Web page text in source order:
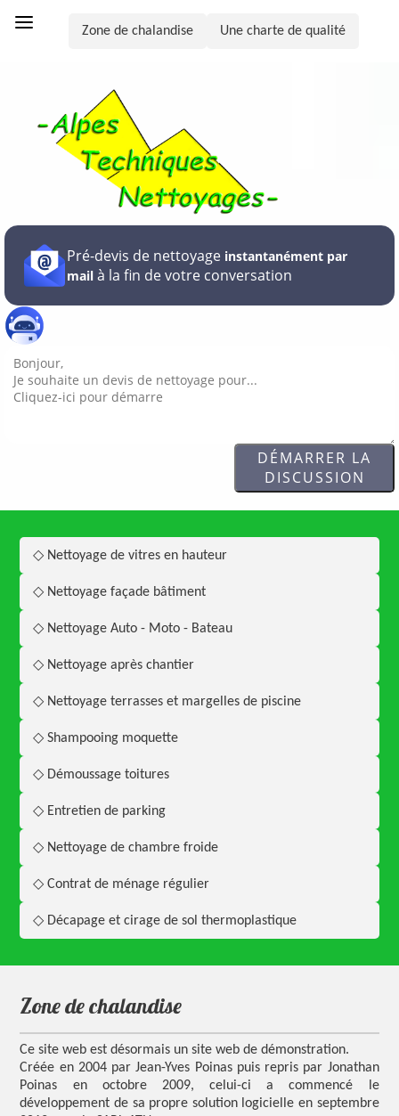
Zone de chalandise Une charte de qualité
Pré-devis de nettoyage instantanément par
mail à la fin de votre conversation
DÉMARRER LA
DISCUSSION
◇ Nettoyage de vitres en hauteur
◇ Nettoyage façade bâtiment
◇ Nettoyage Auto - Moto - Bateau
◇ Nettoyage après chantier
◇ Nettoyage terrasses et margelles de piscine
◇ Shampooing moquette
◇ Démoussage toitures
◇ Entretien de parking
◇ Nettoyage de chambre froide
◇ Contrat de ménage régulier
◇ Décapage et cirage de sol thermoplastique
zone de chalandise
Ce site web est désormais un site web de démonstration.
Créée en 2004 par Jean-Yves Poinas puis repris par Jonathan
Poinas en octobre 2009, celui-ci a commencé le
développement de sa propre solution logicielle en septembre